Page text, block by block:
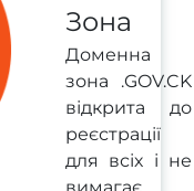
Зона
Доменна
зона .GOV.CK
відкрита до
реєстрації
для всіх і не